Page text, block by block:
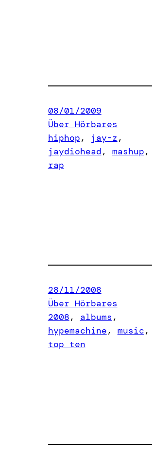
08/01/2009
Über Hörbares
hiphop, jay-z
jaydiohead, mashup
rap
28/11/2008
Über Hörbares
2008, albums
hypemachine, music
top ten